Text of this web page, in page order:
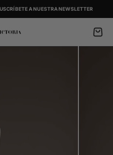
A NUESTRA NEWSLETTER
Cart